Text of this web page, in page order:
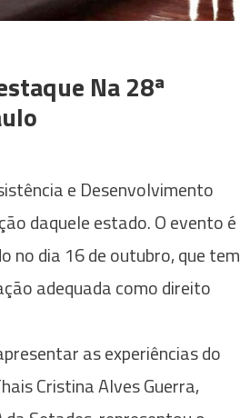
Na 28ª
e Desenvolvimento
daquele estado. O evento é
no dia 16 de outubro, que tem
adequada como direito
as experiências do
Cristina Alves Guerra,